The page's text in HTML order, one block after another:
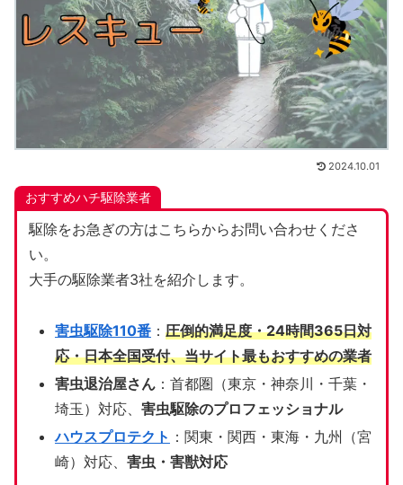
2024.10.01
おすすめハチ駆除業者
駆除をお急ぎの方はこちらからお問い合わせくださ
い。
大手の駆除業者3社を紹介します。
害虫駆除110番： 圧倒的満足度・24時間365日対
応・日本全国受付、当サイト最もおすすめの業者
害虫退治屋さん：首都圏（東京・神奈川・千葉・
埼玉）対応、 害虫駆除のプロフェッショナル
ハウスプロテクト ：関東・関西・東海・九州（宮
崎）対応、 害虫・害獣対応